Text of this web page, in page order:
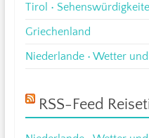
Tirol •
Griechenland
Niederlande • Wetter
RSS-Feed